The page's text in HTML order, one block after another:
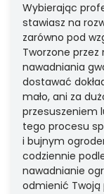
Wybierając
stawiasz na
zarówno pod
Tworzone
nawadniania
dostawać
mało, ani za
przesuszeniem
tego procesu
i bujnym
codziennie
nawadnianie
odmienić Twoją